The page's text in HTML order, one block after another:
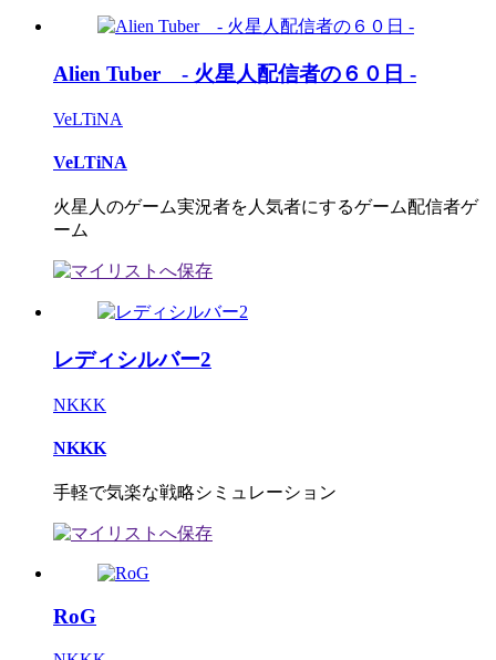
Alien Tuber - 火星人配信者の６０日 -
VeLTiNA
VeLTiNA
火星人のゲーム実況者を人気者にするゲーム配信者ゲ
ーム
レディシルバー2
NKKK
NKKK
手軽で気楽な戦略シミュレーション
RoG